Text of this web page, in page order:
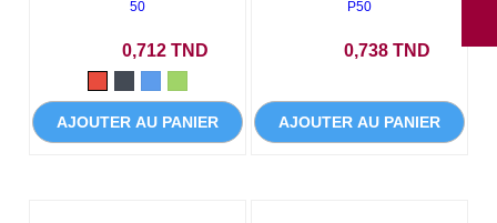
50
0,712 TND
AJOUTER AU PANIER
P50
0,738 TND
AJOUTER AU PANIER